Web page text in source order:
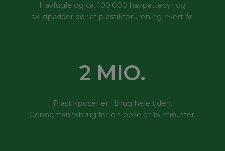
Havfugle og ca. 100.000 havpattedyr og
skildpadder dør af plastikforurening hvert år.
2 MIO.
Plastikposer er i brug hele tiden.
Gennemsnitsbrug for en pose er 15 minutter.